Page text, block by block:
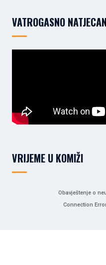
VATROGASNO
VRIJEME U KOMIŽI
Obavještenje o
Connection